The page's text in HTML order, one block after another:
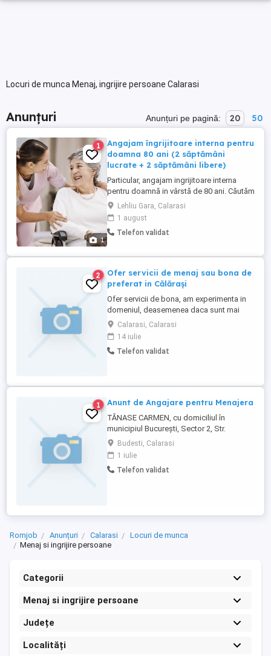
Locuri de munca Menaj, ingrijire persoane Calarasi
Anunțuri Anunțuri pe pagină: 20 50
1
1
Angajam îngrijitoare interna pentru
doamna 80 ani (2 săptămâni
lucrate + 2 săptămâni libere)
Particular, angajam ingrijitoare interna
pentru doamnă in vârstă de 80 ani. Căutăm
doamnă serioasă și curată. Program de
lucru: intern, 2 săptămâni lucrate și 2
săptămâni libere. Oferim salariu atractiv,
mediu de lucru stabil și civilizat. Detalii la
Lehliu Gara, Calarasi
1 august
Telefon validat
2
Ofer servicii de menaj sau bona de
preferat in Călărași
Ofer servicii de bona, am experimenta in
domeniul, deasemenea daca sunt mai
mari pot ajuta și cu temele și disciplina și
tot ce este nevoie.
Calarasi, Calarasi
14 iulie
Telefon validat
1 Anunt de Angajare pentru Menajera
TĂNASE CARMEN, cu domiciliul în
municipiul București, Sector 2, Str.
Teleajen, organizează selecție pentru
ocuparea unui post vacant de Menajeră
(COR 911101). Cerințe: studii generale;
experiența în activități de menaj constituie
Budesti, Calarasi
1 iulie
Telefon validat
Romjob Anunțuri Calarasi
Locuri de munca
Menaj si ingrijire persoane
Categorii
Menaj si ingrijire persoane
Județe
Localități